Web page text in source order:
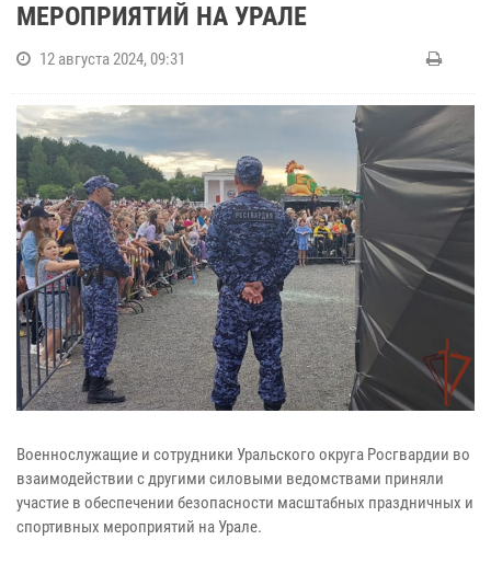
МЕРОПРИЯТИЙ НА УРАЛЕ
12 августа 2024, 09:31
Военнослужащие и сотрудники Уральского округа Росгвардии во
взаимодействии с другими силовыми ведомствами приняли
участие в обеспечении безопасности масштабных праздничных и
спортивных мероприятий на Урале.